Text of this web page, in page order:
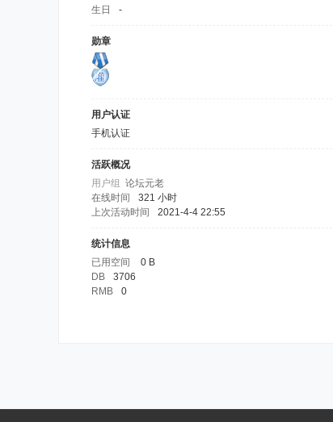
生日 -
勋章
用户认证
手机认证
活跃概况
用户组 论坛元老
在线时间
321 小时
上次活动时间
2021-4-4 22:55
统计信息
已用空间
0 B
DB
3706
RMB
0